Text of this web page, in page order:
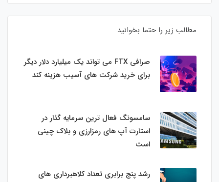
مطالب زیر را حتما بخوانید
صرافی FTX می تواند یک میلیارد دلار دیگر
برای خرید شرکت های آسیب هزینه کند
سامسونگ فعال‌ ترین سرمایه‌ گذار در
استارت‌ آپ‌ های رمزارزی و بلاک چینی
است
رشد پنج برابری تعداد کلاهبرداری های